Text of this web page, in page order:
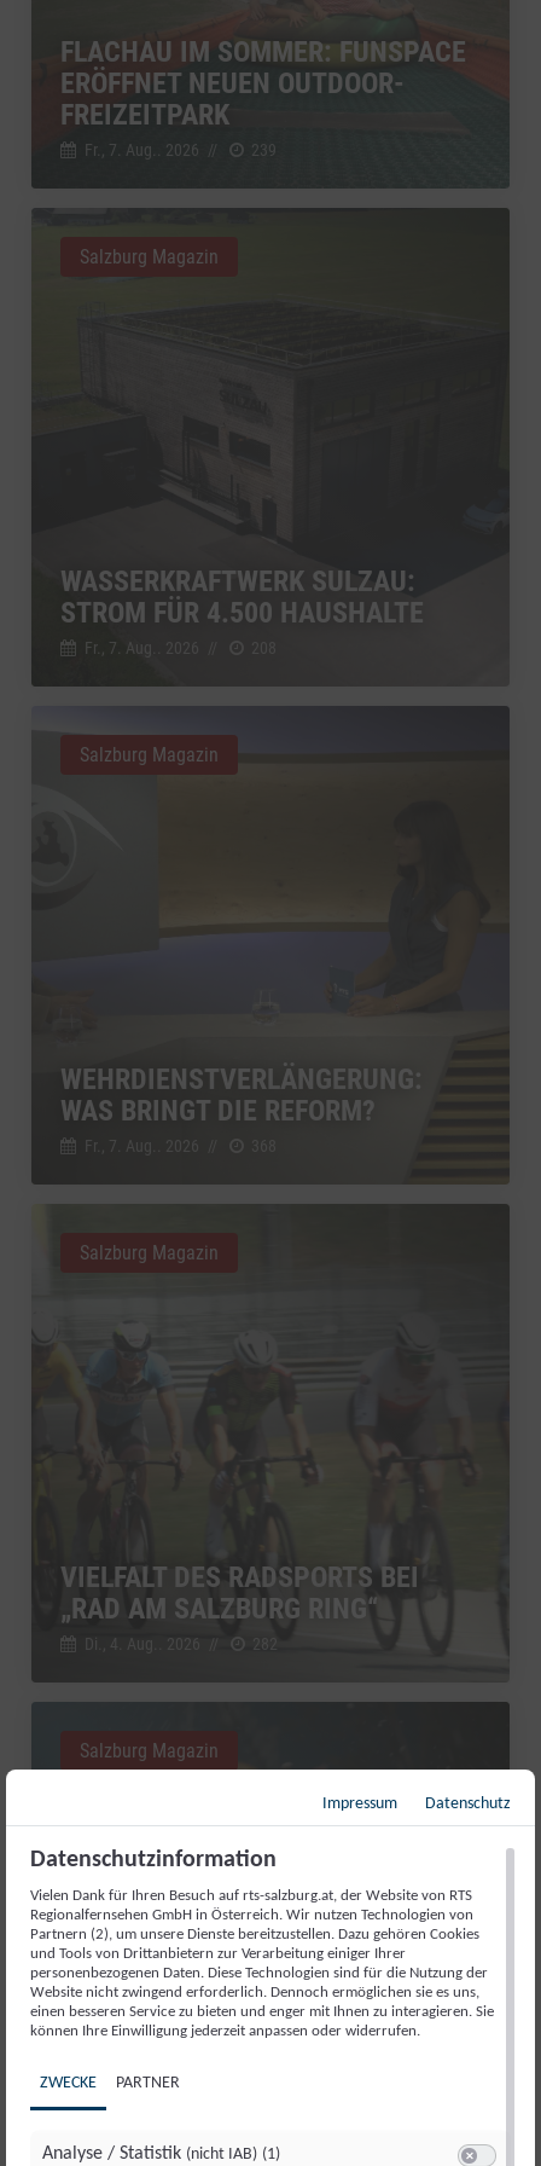
FLACHAU IM SOMMER: FUNSPACE
ERÖFFNET NEUEN OUTDOOR-
FREIZEITPARK
Fr., 7. Aug.. 2026 // 239
WASSERKRAFTWERK SULZAU:
STROM FÜR 4.500 HAUSHALTE
Fr., 7. Aug.. 2026
Salzburg Magazin
WEHRDIENSTVERLÄNGERUNG:
WAS BRINGT DIE REFORM?
Fr., 7. Aug.. 2026
Salzburg Magazin
VIELFALT DES RADSPORTS BEI
„RAD AM SALZBURG RING“
Di., 4. Aug.. 2026 // 282
Salzburg Magazin
RED BULL ROMANIACS: MANUEL
LETTENBICHLER FEIERT 7.
GESAMTSIEG
Di., 4. Aug.. 2026
Salzburg Magazin
Impressum Datenschutz
Datenschutzinformation
Vielen Dank für Ihren Besuch auf rts-salzburg.at, der Website von RTS
Regionalfernsehen GmbH in Österreich. Wir nutzen Technologien von
Partnern (2), um unsere Dienste bereitzustellen. Dazu gehören Cookies
und Tools von Drittanbietern zur Verarbeitung einiger Ihrer
personenbezogenen Daten. Diese Technologien sind für die Nutzung der
Website nicht zwingend erforderlich. Dennoch ermöglichen sie es uns,
einen besseren Service zu bieten und enger mit Ihnen zu interagieren. Sie
können Ihre Einwilligung jederzeit anpassen oder widerrufen.
ZWECKE PARTNER
Analyse / Statistik (nicht IAB) (1)